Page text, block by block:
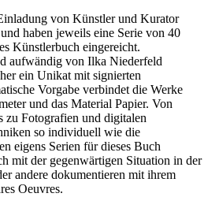
von Künstler und Kurator
haben jeweils eine Serie von 40
Künstlerbuch eingereicht.
aufwändig von Ilka Niederfeld
ein Unikat mit signierten
Vorgabe verbindet die Werke
und das Material Papier. Von
zu Fotografien und digitalen
so individuell wie die
eigens Serien für dieses Buch
mit der gegenwärtigen Situation in der
andere dokumentieren mit ihrem
Oeuvres.